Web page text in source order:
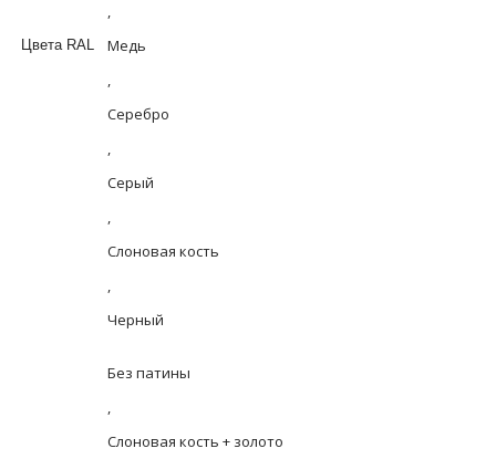
Цвета RAL
,
Медь
,
Серебро
,
Серый
,
Слоновая кость
,
Черный
Без патины
,
Слоновая кость + золото